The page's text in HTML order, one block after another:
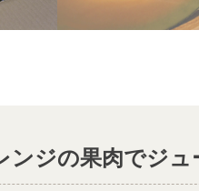
ンジの果肉でジ